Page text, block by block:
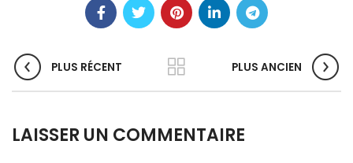
PLUS RÉCENT PLUS ANCIEN
LAISSER UN COMMENTAIRE